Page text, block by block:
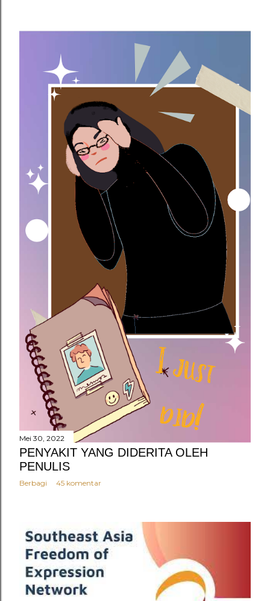
Mei 30, 2022
PENYAKIT YANG DIDERITA OLEH
PENULIS
Berbagi 45 komentar